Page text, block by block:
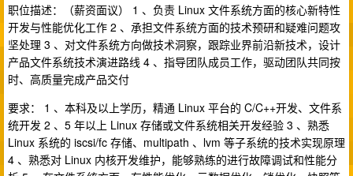
职位描述：（薪资面议） 1 、负责 Linux 文件系统方面的核心新特性
开发与性能优化工作 2 、承担文件系统方面的技术预研和疑难问题攻
坚处理 3 、对文件系统方向做技术洞察，跟踪业界前沿新技术，设计
产品文件系统技术演进路线 4 、指导团队成员工作，驱动团队共同按
时、高质量完成产品交付
要求： 1 、本科及以上学历，精通 Linux 平台的 C/C++开发、文件系
统开发 2 、5 年以上 Linux 存储或文件系统相关开发经验 3 、熟悉
Linux 系统的 iscsi/fc 存储、multipath 、lvm 等子系统的技术实现原理
4 、熟悉对 Linux 内核开发维护，能够熟练的进行故障调试和性能分